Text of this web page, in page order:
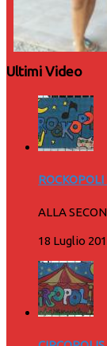
Ultimi Video
ROCKOPOLI
ALLA
18 Luglio